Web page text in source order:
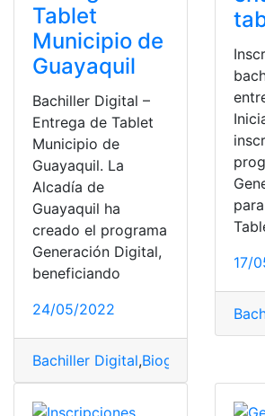
Tablet
Municipio de
Guayaquil
Bachiller Digital –
Entrega de Tablet
Municipio de
Guayaquil. La
Alcadía de
Guayaquil ha
creado el programa
Generación Digital,
beneficiando
24/05/2022
Bachiller Digital,Biografías
17/